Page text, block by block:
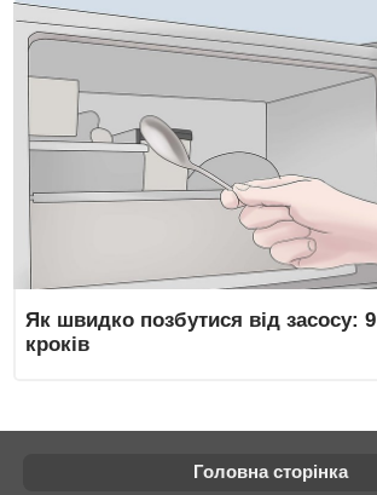
Як швидко позбутися від засосу: 9
кроків
Головна сторінка